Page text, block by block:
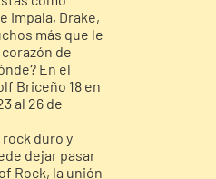
Impala, Drake,
más que le
de
En el
Briceño 18 en
al 26 de
duro y
dejar pasar
Rock, la unión